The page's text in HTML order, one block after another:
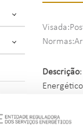
Descrição
de